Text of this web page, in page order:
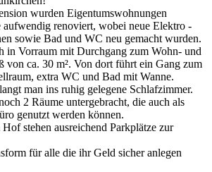
wurden Eigentumswohnungen
aufwendig renoviert, wobei neue Elektro -
sowie Bad und WC neu gemacht wurden.
in Vorraum mit Durchgang zum Wohn- und
von ca. 30 m². Von dort führt ein Gang zum
extra WC und Bad mit Wanne.
man ins ruhig gelegene Schlafzimmer.
2 Räume untergebracht, die auch als
genutzt werden können.
stehen ausreichend Parkplätze zur
für alle die ihr Geld sicher anlegen